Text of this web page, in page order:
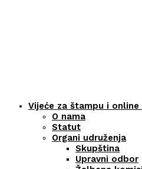
Vijeće za štampu i online
O nama
Statut
Organi udruženja
Skupština
Upravni odbor